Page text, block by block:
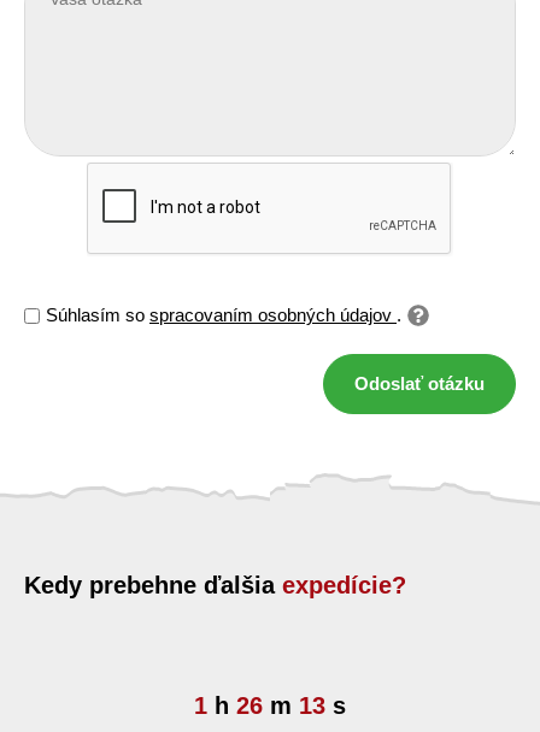
Súhlasím so spracovaním osobných údajov .
Odoslať otázku
Kedy prebehne ďalšia expedície?
1 h 26 m 13 s